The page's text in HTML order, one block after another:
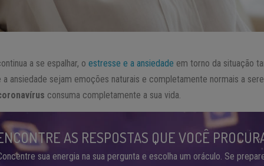
a se espalhar, oestresse e a ansiedade em torno da situação
a ansiedade sejam emoções naturais e completamente normais a
consuma completamente a sua vida.
AS RESPOSTAS QUE VOCÊ
sua energia na sua pergunta e escolha um oráculo. Se